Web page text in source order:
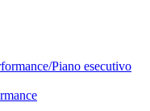
Piano esecutivo